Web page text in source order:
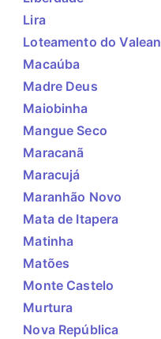
Lira
Loteamento do Valean
Macaúba
Madre Deus
Maiobinha
Mangue Seco
Maracanã
Maracujá
Maranhão Novo
Mata de Itapera
Matinha
Matões
Monte Castelo
Murtura
Nova República